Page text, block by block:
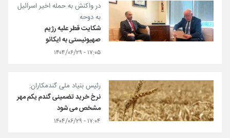
در واکنش به حمله اخیر اسرائیل
به دوحه
شکایت قطر علیه رژیم
صهیونیستی به ایکائو
۱۷:۰۵ - ۱۴۰۴/۰۶/۲۹
رئیس بنیاد ملی گندمکاران:
نرخ خرید تضمینی گندم یکم مهر
مشخص می شود
۱۷:۰۴ - ۱۴۰۴/۰۶/۲۹